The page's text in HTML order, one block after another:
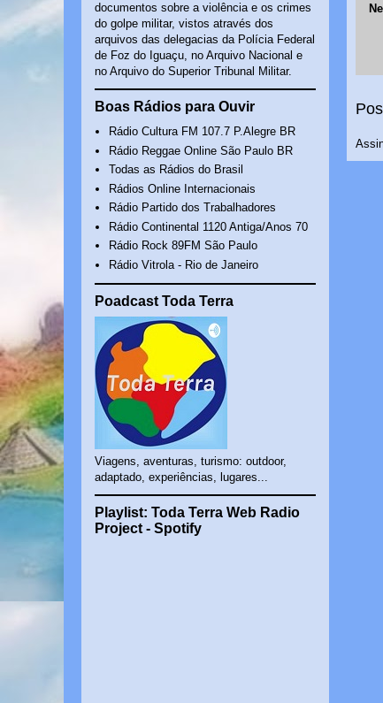
documentos sobre a violência e os crimes
do golpe militar, vistos através dos
arquivos das delegacias da Polícia Federal
de Foz do Iguaçu, no Arquivo Nacional e
no Arquivo do Superior Tribunal Militar.
Boas Rádios para Ouvir
Rádio Cultura FM 107.7 P.Alegre BR
Rádio Reggae Online São Paulo BR
Todas as Rádios do Brasil
Rádios Online Internacionais
Rádio Partido dos Trabalhadores
Rádio Continental 1120 Antiga/Anos 70
Rádio Rock 89FM São Paulo
Rádio Vitrola - Rio de Janeiro
Poadcast Toda Terra
Viagens, aventuras, turismo: outdoor,
adaptado, experiências, lugares...
Playlist: Toda Terra Web Radio
Project - Spotify